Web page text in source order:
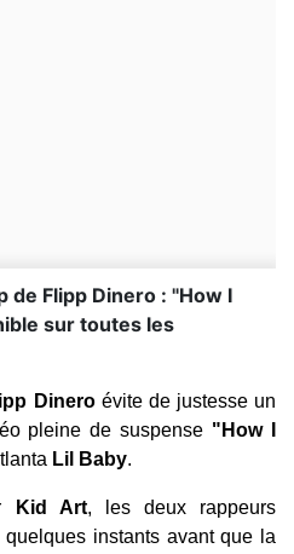
de Flipp Dinero : "How I
sur toutes les
Dineroévite de justesse un
pleine de suspense "How I
Lil Baby.
Kid Art, les deux rappeurs
quelques instants avant que la